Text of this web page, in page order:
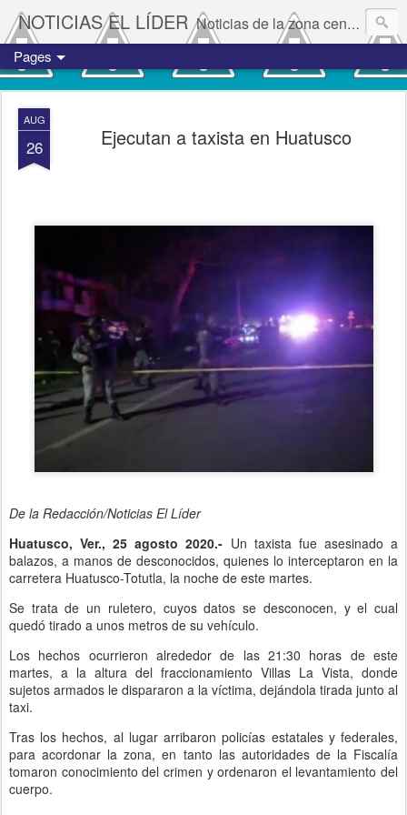
NOTICIAS EL LÍDER Noticias de la zona centro del estado de Veracruz.
Pages
AUG
26 Ejecutan a taxista en Huatusco
De la Redacción/Noticias El Líder
Huatusco, Ver., 25 agosto 2020.- Un taxista fue asesinado a
balazos, a manos de desconocidos, quienes lo interceptaron en la
carretera Huatusco-Totutla, la noche de este martes.
Se trata de un ruletero, cuyos datos se desconocen, y el cual
quedó tirado a unos metros de su vehículo.
Los hechos ocurrieron alrededor de las 21:30 horas de este
martes, a la altura del fraccionamiento Villas La Vista, donde
sujetos armados le dispararon a la víctima, dejándola tirada junto al
taxi.
Tras los hechos, al lugar arribaron policías estatales y federales,
para acordonar la zona, en tanto las autoridades de la Fiscalía
tomaron conocimiento del crimen y ordenaron el levantamiento del
cuerpo.